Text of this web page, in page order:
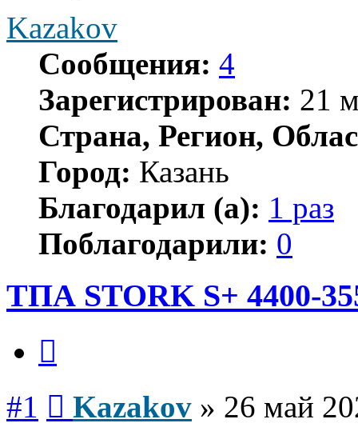
Kazakov
Сообщения: 4
Зарегистрирован: 21
Страна, Регион,
Город: Казань
Благодарил (а): 1 раз
Поблагодарили: 0
ТПА STORK S+ 4400-
#1 Kazakov » 26 май